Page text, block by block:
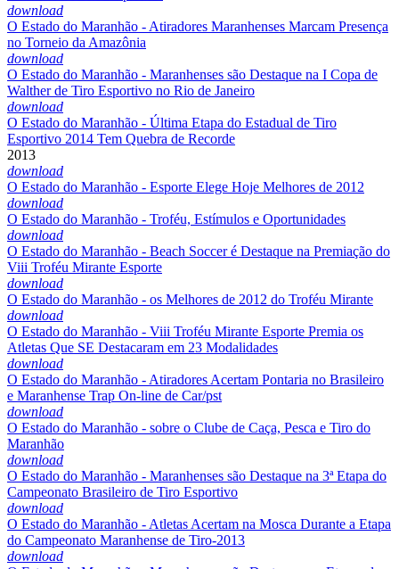
download
O Estado do Maranhão - Atiradores Maranhenses Marcam Presença
no Torneio da Amazônia
download
O Estado do Maranhão - Maranhenses são Destaque na I Copa de
Walther de Tiro Esportivo no Rio de Janeiro
download
O Estado do Maranhão - Última Etapa do Estadual de Tiro
Esportivo 2014 Tem Quebra de Recorde
2013
download
O Estado do Maranhão - Esporte Elege Hoje Melhores de 2012
download
O Estado do Maranhão - Troféu, Estímulos e Oportunidades
download
O Estado do Maranhão - Beach Soccer é Destaque na Premiação do
Viii Troféu Mirante Esporte
download
O Estado do Maranhão - os Melhores de 2012 do Troféu Mirante
download
O Estado do Maranhão - Viii Troféu Mirante Esporte Premia os
Atletas Que SE Destacaram em 23 Modalidades
download
O Estado do Maranhão - Atiradores Acertam Pontaria no Brasileiro
e Maranhense Trap On-line de Car/pst
download
O Estado do Maranhão - sobre o Clube de Caça, Pesca e Tiro do
Maranhão
download
O Estado do Maranhão - Maranhenses são Destaque na 3ª Etapa do
Campeonato Brasileiro de Tiro Esportivo
download
O Estado do Maranhão - Atletas Acertam na Mosca Durante a Etapa
do Campeonato Maranhense de Tiro-2013
download